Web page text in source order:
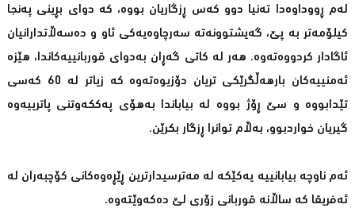
لەم ڕووداوەدا تەنیا دوو كەس ڕزگاریان بووە، كە دوای بڕینی پەنجا
كیلۆمەتر بە پێ، گەیشتوونەتە سەرچاوەیەكی ئاو و دەسەڵاتدارانیان
ئاگادار كردووەتەوە. هەر لە كاتی گەڕان بەدوای قوربانییەكاندا، هێزە
ئەمنییەكان بارهەڵگرێكی تریان دۆزیوەتەوە كە زیاتر لە 60 كەسی
تێدابووە و سێ ڕۆژ بووە لە بیاباندا بەهۆی پەككەوتنی پاترییەوە
گیریان خواردبوو، بەڵام توانرا ڕزگار بكرێن.
ئەم ناوچە بیابانییە یەكێكە لە مەترسیدارترین ڕێڕەوەكانی كۆچبەران لە
ئەفریقا كە ساڵانە قوربانی زۆری لێ دەكەوێتەوە.